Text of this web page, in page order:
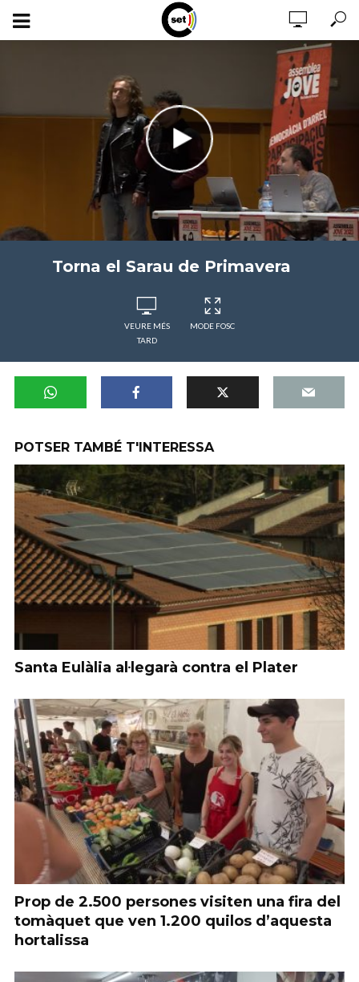
Torna el Sarau de Primavera
VEURE MÉS
TARD
MODE FOSC
POTSER TAMBÉ T'INTERESSA
Santa Eulàlia al·legarà contra el Plater
Prop de 2.500 persones visiten una fira del
tomàquet que ven 1.200 quilos d’aquesta
hortalissa